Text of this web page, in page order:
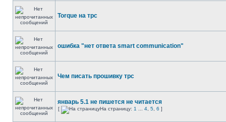
Torque на трс
ошибка "нет ответа smart communication"
Чем писать прошивку трс
январь 5.1 не пишется не читается
[ На страницу: 1 4 5 6 ]